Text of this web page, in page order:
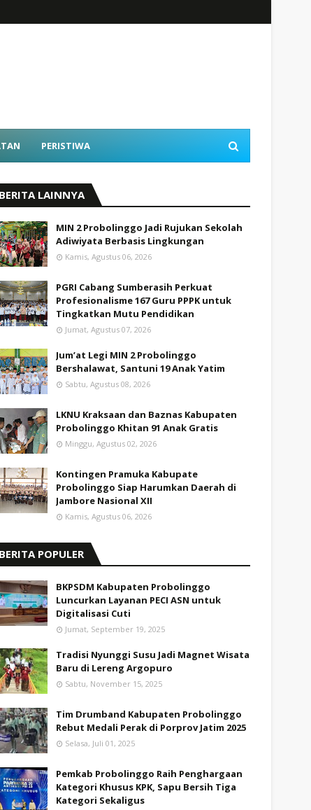
PERISTIWA
BERITA LAINNYA
MIN 2 Probolinggo Jadi Rujukan Sekolah
Adiwiyata Berbasis Lingkungan
Kamis, Agustus 06, 2026
PGRI Cabang Sumberasih Perkuat
Profesionalisme 167 Guru PPPK untuk
Tingkatkan Mutu Pendidikan
Jumat, Agustus 07, 2026
Jum’at Legi MIN 2 Probolinggo
Bershalawat, Santuni 19 Anak Yatim
Sabtu, Agustus 08, 2026
LKNU Kraksaan dan Baznas Kabupaten
Probolinggo Khitan 91 Anak Gratis
Minggu, Agustus 02, 2026
Kontingen Pramuka Kabupate
Probolinggo Siap Harumkan Daerah di
Jambore Nasional XII
Kamis, Agustus 06, 2026
BERITA POPULER
BKPSDM Kabupaten Probolinggo
Luncurkan Layanan PECI ASN untuk
Digitalisasi Cuti
Jumat, September 19, 2025
Tradisi Nyunggi Susu Jadi Magnet Wisata
Baru di Lereng Argopuro
Sabtu, November 15, 2025
Tim Drumband Kabupaten Probolinggo
Rebut Medali Perak di Porprov Jatim 2025
Selasa, Juli 01, 2025
Pemkab Probolinggo Raih Penghargaan
Kategori Khusus KPK, Sapu Bersih Tiga
Kategori Sekaligus